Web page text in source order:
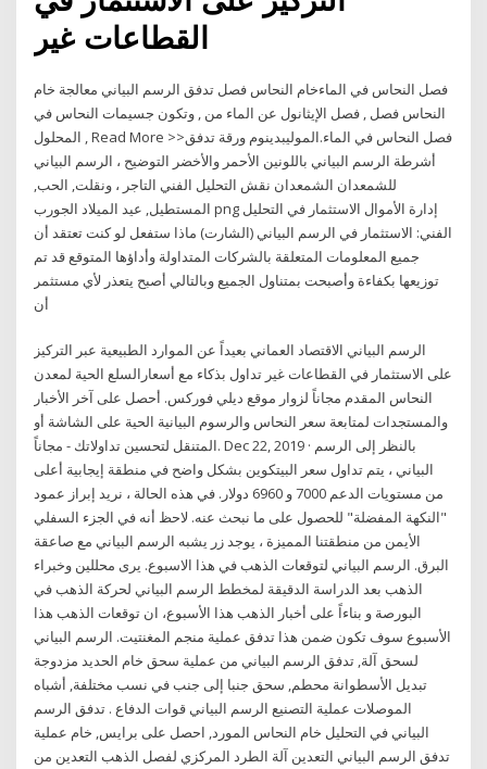
القطاعات غير
فصل النحاس في الماءخام النحاس فصل تدفق الرسم البياني معالجة خام
النحاس فصل , فصل الإيثانول عن الماء من , وتكون جسيمات النحاس في
المحلول , Read More >>فصل النحاس في الماء.الموليبدينوم ورقة تدفق
أشرطة الرسم البياني باللونين الأحمر والأخضر التوضيح ، الرسم البياني
للشمعدان الشمعدان نقش التحليل الفني التاجر ، ونقلت, الحب,
المستطيل, عيد الميلاد الجورب png إدارة الأموال الاستثمار في التحليل
الفني: الاستثمار في الرسم البياني (الشارت) ماذا ستفعل لو كنت تعتقد أن
جميع المعلومات المتعلقة بالشركات المتداولة وأداؤها المتوقع قد تم
توزيعها بكفاءة وأصبحت بمتناول الجميع وبالتالي أصبح يتعذر لأي مستثمر
أن
الرسم البياني الاقتصاد العماني بعيداً عن الموارد الطبيعية عبر التركيز
على الاستثمار في القطاعات غير تداول بذكاء مع أسعارالسلع الحية لمعدن
النحاس المقدم مجاناً لزوار موقع ديلي فوركس. أحصل على آخر الأخبار
والمستجدات لمتابعة سعر النحاس والرسوم البيانية الحية على الشاشة أو
المتنقل لتحسين تداولاتك - مجاناً. Dec 22, 2019 · بالنظر إلى الرسم
البياني ، يتم تداول سعر البيتكوين بشكل واضح في منطقة إيجابية أعلى
من مستويات الدعم 7000 و 6960 دولار. في هذه الحالة ، نريد إبراز عمود
"النكهة المفضلة" للحصول على ما نبحث عنه. لاحظ أنه في الجزء السفلي
الأيمن من منطقتنا المميزة ، يوجد زر يشبه الرسم البياني مع صاعقة
البرق. الرسم البياني لتوقعات الذهب في هذا الاسبوع. يرى محللين وخبراء
الذهب بعد الدراسة الدقيقة لمخطط الرسم البياني لحركة الذهب في
البورصة و بناءاً على أخبار الذهب هذا الأسبوع، ان توقعات الذهب هذا
الأسبوع سوف تكون ضمن هذا تدفق عملية منجم المغنتيت. الرسم البياني
لسحق آلة, تدفق الرسم البياني من عملية سحق خام الحديد مزدوجة
تبديل الأسطوانة محطم, سحق جنبا إلى جنب في نسب مختلفة, أشباه
الموصلات عملية التصنيع الرسم البياني قوات الدفاع . تدفق الرسم
البياني في التحليل خام النحاس المورد, احصل على برايس, خام عملية
تدفق الرسم البياني التعدين آلة الطرد المركزي لفصل الذهب التعدين من